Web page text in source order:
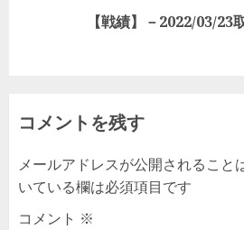
【戦績】－2022/03/23
コメントを残す
メールアドレスが公開されること
いている欄は必須項目です
コメント ※